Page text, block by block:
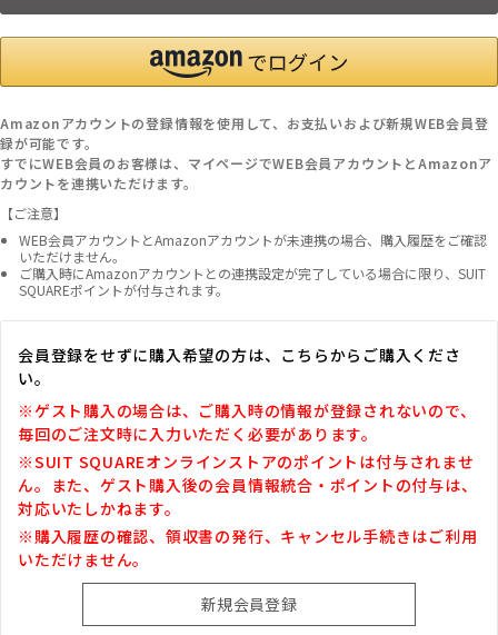
Amazonアカウントの登録情報を使用して、お支払いおよび新規WEB会員登
録が可能です。
すでにWEB会員のお客様は、マイページでWEB会員アカウントとAmazonア
カウントを連携いただけます。
【ご注意】
WEB会員アカウントとAmazonアカウントが未連携の場合、購入履歴をご確認
いただけません。
ご購入時にAmazonアカウントとの連携設定が完了している場合に限り、SUIT
SQUAREポイントが付与されます。
会員登録をせずに購入希望の方は、こちらからご購入くださ
い。
※ゲスト購入の場合は、ご購入時の情報が登録されないので、
毎回のご注文時に入力いただく必要があります。
※SUIT SQUAREオンラインストアのポイントは付与されませ
ん。また、ゲスト購入後の会員情報統合・ポイントの付与は、
対応いたしかねます。
※購入履歴の確認、領収書の発行、キャンセル手続きはご利用
いただけません。